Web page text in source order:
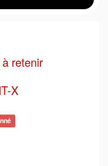
retenir
X